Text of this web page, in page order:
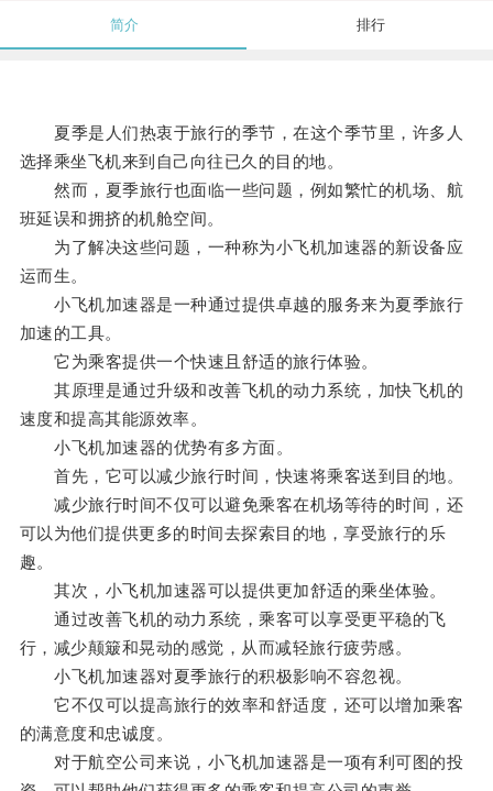
简介 排行
夏季是人们热衷于旅行的季节，在这个季节里，许多人
选择乘坐飞机来到自己向往已久的目的地。
然而，夏季旅行也面临一些问题，例如繁忙的机场、航
班延误和拥挤的机舱空间。
为了解决这些问题，一种称为小飞机加速器的新设备应
运而生。
小飞机加速器是一种通过提供卓越的服务来为夏季旅行
加速的工具。
它为乘客提供一个快速且舒适的旅行体验。
其原理是通过升级和改善飞机的动力系统，加快飞机的
速度和提高其能源效率。
小飞机加速器的优势有多方面。
首先，它可以减少旅行时间，快速将乘客送到目的地。
减少旅行时间不仅可以避免乘客在机场等待的时间，还
可以为他们提供更多的时间去探索目的地，享受旅行的乐
趣。
其次，小飞机加速器可以提供更加舒适的乘坐体验。
通过改善飞机的动力系统，乘客可以享受更平稳的飞
行，减少颠簸和晃动的感觉，从而减轻旅行疲劳感。
小飞机加速器对夏季旅行的积极影响不容忽视。
它不仅可以提高旅行的效率和舒适度，还可以增加乘客
的满意度和忠诚度。
对于航空公司来说，小飞机加速器是一项有利可图的投